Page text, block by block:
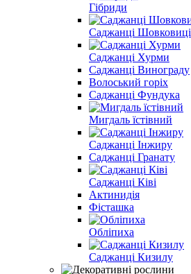
Гібриди
Саджанці Шовковиці
Саджанці Хурми
Саджанці Винограду
Волоський горіх
Саджанці Фундука
Мигдаль їстівний
Саджанці Інжиру
Саджанці Гранату
Саджанці Ківі
Актинидія
Фісташка
Обліпиха
Саджанці Кизилу